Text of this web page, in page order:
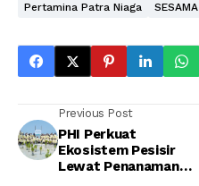
Pertamina Patra Niaga
SESAMA
Previous Post
PHI Perkuat
Ekosistem Pesisir
Lewat Penanaman